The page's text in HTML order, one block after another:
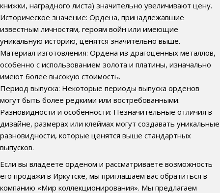
книжки, наградного листа) значительно увеличивают цену.
Историческое значение: Ордена, принадлежавшие
известным личностям, героям войн или имеющие
уникальную историю, ценятся значительно выше.
Материал изготовления: Ордена из драгоценных металлов,
особенно с использованием золота и платины, изначально
имеют более высокую стоимость.
Период выпуска: Некоторые периоды выпуска орденов
могут быть более редкими или востребованными.
Разновидности и особенности: Незначительные отличия в
дизайне, размерах или клеймах могут создавать уникальные
разновидности, которые ценятся выше стандартных
выпусков.
Если вы владеете орденом и рассматриваете возможность
его продажи в Иркутске, мы приглашаем вас обратиться в
компанию «Мир коллекционирования». Мы предлагаем